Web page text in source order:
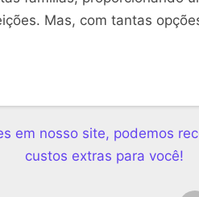
Mas, com tantas
em nosso site, podemos
custos extras para você!